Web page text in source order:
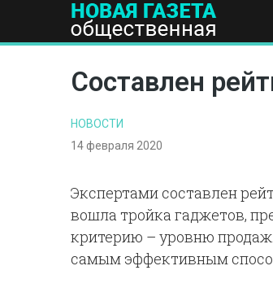
ПОЛИТИКА ОБЩЕСТВО ЭКОНОМИКА
Составлен
НОВОСТИ
14 февраля 2020
Экспертами составлен
вошла тройка гаджетов,
критерию – уровню
самым эффективным